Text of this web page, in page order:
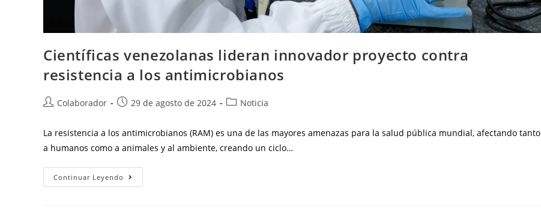
Científicas venezolanas lideran innovador proyecto contra
resistencia a los antimicrobianos
Colaborador 29 de agosto de 2024 Noticia
La resistencia a los antimicrobianos (RAM) es una de las mayores amenazas para la salud pública mundial, afectando tanto
a humanos como a animales y al ambiente, creando un ciclo…
Continuar Leyendo